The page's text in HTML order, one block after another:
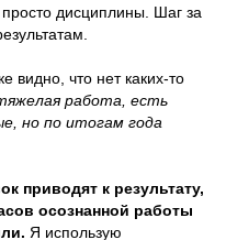
дисциплины. Шаг за
видно, что нет каких-то
работа, есть
но по итогам года
приводят к результату,
осознанной работы
Я использую